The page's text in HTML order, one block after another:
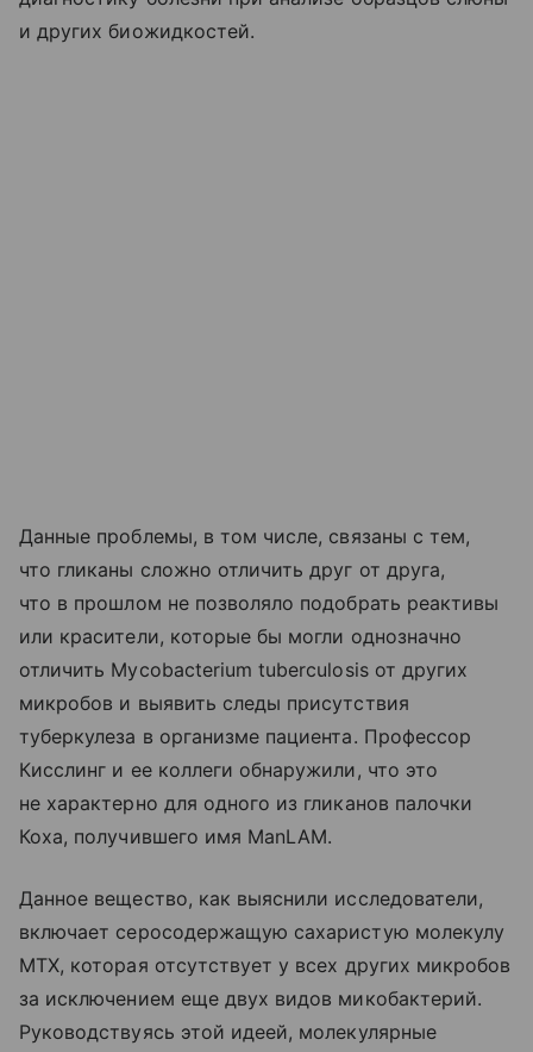
и других биожидкостей.
Данные проблемы, в том числе, связаны с тем,
что гликаны сложно отличить друг от друга,
что в прошлом не позволяло подобрать реактивы
или красители, которые бы могли однозначно
отличить Mycobacterium tuberculosis от других
микробов и выявить следы присутствия
туберкулеза в организме пациента. Профессор
Кисслинг и ее коллеги обнаружили, что это
не характерно для одного из гликанов палочки
Коха, получившего имя ManLAM.
Данное вещество, как выяснили исследователи,
включает серосодержащую сахаристую молекулу
MTX, которая отсутствует у всех других микробов
за исключением еще двух видов микобактерий.
Руководствуясь этой идеей, молекулярные